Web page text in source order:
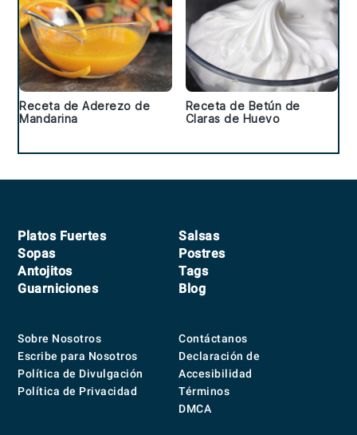
Receta de Aderezo de
Mandarina
Receta de Betún de
Claras de Huevo
Platos Fuertes
Sopas
Antojitos
Guarniciones
Salsas
Postres
Tags
Blog
Sobre Nosotros
Escribe para Nosotros
Política de Divulgación
Política de Privacidad
Contáctanos
Declaración de
Accesibilidad
Términos
DMCA